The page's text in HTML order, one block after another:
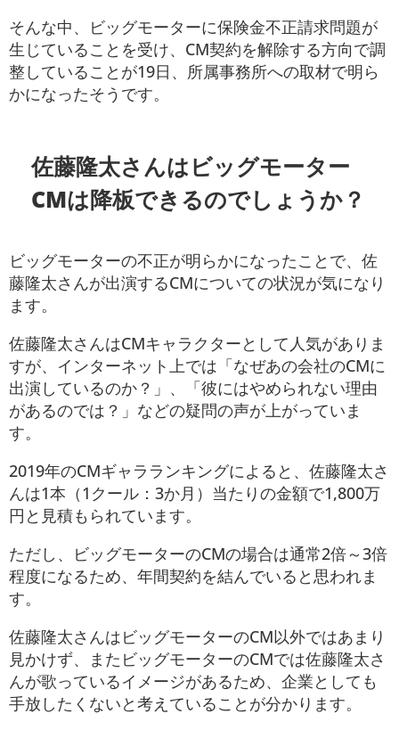
そんな中、ビッグモーターに保険金不正請求問題が
生じていることを受け、CM契約を解除する方向で調
整していることが19日、所属事務所への取材で明ら
かになったそうです。
佐藤隆太さんはビッグモーター
CMは降板できるのでしょうか？
ビッグモーターの不正が明らかになったことで、佐
藤隆太さんが出演するCMについての状況が気になり
ます。
佐藤隆太さんはCMキャラクターとして人気がありま
すが、インターネット上では「なぜあの会社のCMに
出演しているのか？」、「彼にはやめられない理由
があるのでは？」などの疑問の声が上がっていま
す。
2019年のCMギャラランキングによると、佐藤隆太さ
んは1本（1クール：3か月）当たりの金額で1,800万
円と見積もられています。
ただし、ビッグモーターのCMの場合は通常2倍～3倍
程度になるため、年間契約を結んでいると思われま
す。
佐藤隆太さんはビッグモーターのCM以外ではあまり
見かけず、またビッグモーターのCMでは佐藤隆太さ
んが歌っているイメージがあるため、企業としても
手放したくないと考えていることが分かります。